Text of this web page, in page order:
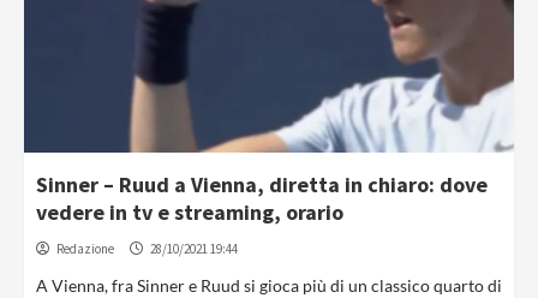
Sinner – Ruud a Vienna, diretta in chiaro: dove
vedere in tv e streaming, orario
Redazione 28/10/2021 19:44
A Vienna, fra Sinner e Ruud si gioca più di un classico quarto di